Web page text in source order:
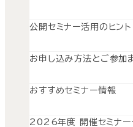
公開セミナー活用のヒント
お申し込み方法とご参加
おすすめセミナー情報
2026年度 開催セミナー